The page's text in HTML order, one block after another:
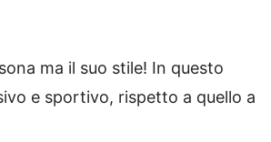
ma il suo stile! In questo
e sportivo, rispetto a quello a